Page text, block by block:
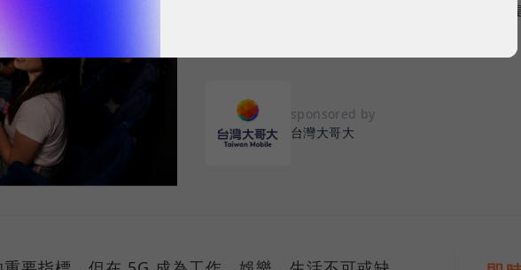
真正好用的網路服務，不是測速軟體上的瞬間峰值，
sponsored by
台灣大哥大